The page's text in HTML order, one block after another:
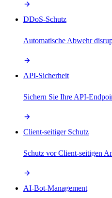
DDoS-Schutz
Automatische Abwehr
API-Sicherheit
Sichern Sie Ihre API-
Client-seitiger Schutz
Schutz vor Client-seitigen
AI-Bot-Management